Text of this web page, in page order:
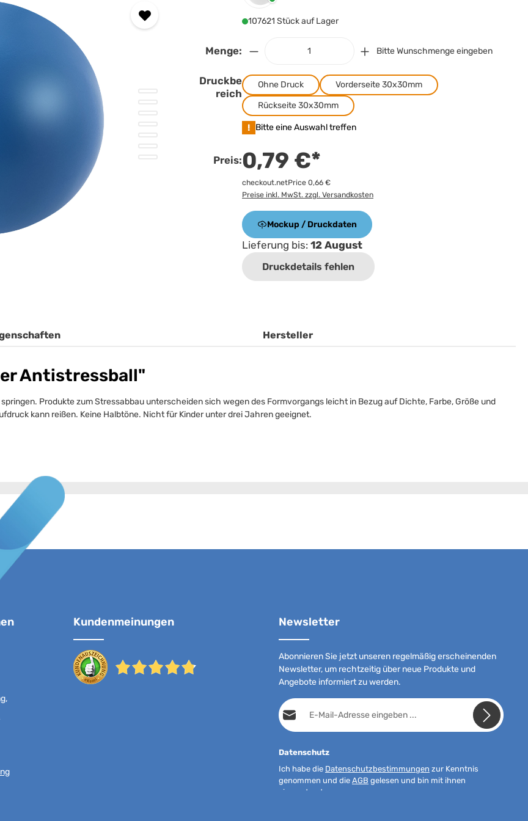
107621 Stück auf Lager
Menge: Bitte Wunschmenge eingeben
Druckbe
reich
Ohne Druck
Vorderseite 30x30mm
Rückseite 30x30mm
! Bitte eine Auswahl treffen
Preis:0,79 €*
checkout.netPrice 0,66 €
Preise inkl. MwSt. zzgl. Versandkosten
Mockup / Druckdaten
Lieferung bis: 12 August
Druckdetails fehlen
Hersteller
Antistressball"
Produkte zum Stressabbau unterscheiden sich wegen des Formvorgangs leicht in Bezug auf Dichte, Farbe, Größe und
kann reißen. Keine Halbtöne. Nicht für Kinder unter drei Jahren geeignet.
Kundenmeinungen Newsletter
Abonnieren Sie jetzt unseren regelmäßig erscheinenden
Newsletter, um rechtzeitig über neue Produkte und
Angebote informiert zu werden.
E-Mail-Adresse*
Datenschutz
Ich habe die Datenschutzbestimmungen zur Kenntnis
genommen und die AGB gelesen und bin mit ihnen
einverstanden.